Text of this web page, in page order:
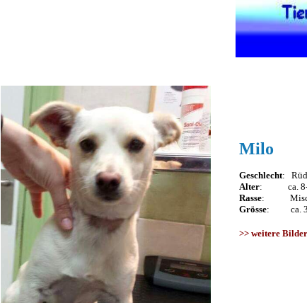
Milo
Geschlecht:
Alter: ca. 8-9
Rasse:
Grösse: ca. 30
>> weitere Bilder